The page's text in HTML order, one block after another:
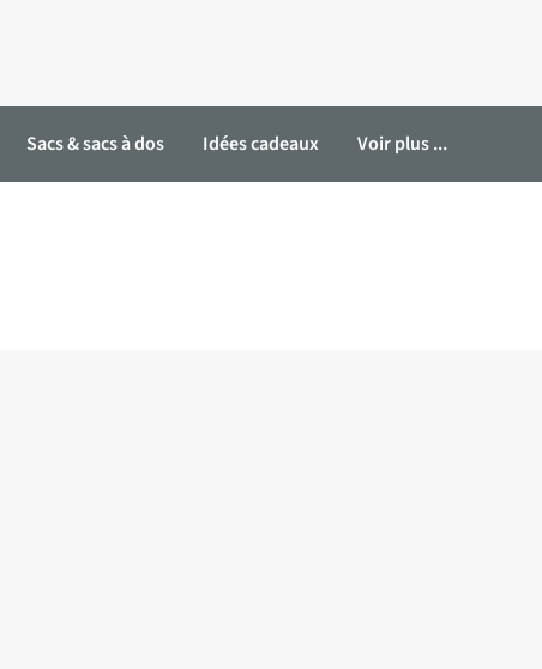
Sacs & sacs à dos Idées cadeaux Voir plus ...